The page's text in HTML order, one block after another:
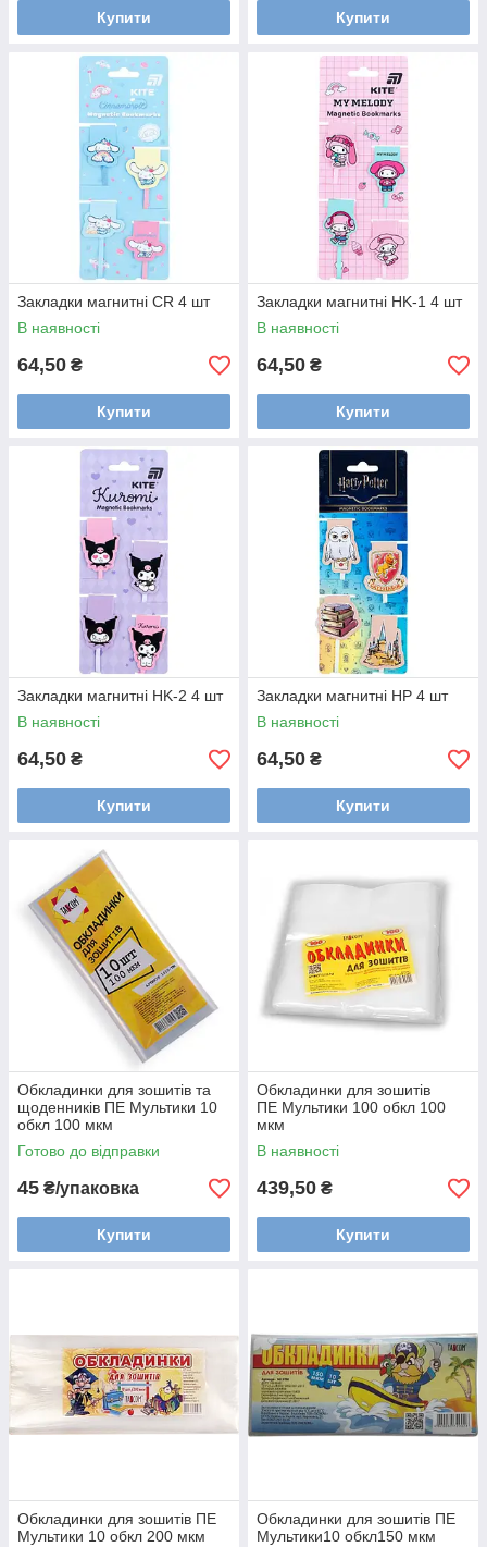
Купити Купити
Закладки магнитні CR 4 шт
В наявності
64,50 ₴
Купити
Закладки магнитні HK-1 4 шт
В наявності
64,50 ₴
Купити
Закладки магнитні HK-2 4 шт
В наявності
64,50 ₴
Купити
Закладки магнитні HP 4 шт
В наявності
64,50 ₴
Купити
Обкладинки для зошитів та
щоденників ПЕ Мультики 10
обкл 100 мкм
Готово до відправки
45 ₴/упаковка
Купити
Обкладинки для зошитів
ПЕ Мультики 100 обкл 100
мкм
В наявності
439,50 ₴
Купити
Обкладинки для зошитів ПЕ
Мультики 10 обкл 200 мкм
Обкладинки для зошитів ПЕ
Мультики10 обкл150 мкм